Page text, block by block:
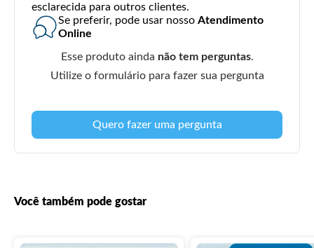
esclarecida para outros clientes.
Se preferir, pode usar nosso Atendimento
Online
Esse produto ainda não tem perguntas.
Utilize o formulário para fazer sua pergunta
Quero fazer uma pergunta
Você também pode gostar